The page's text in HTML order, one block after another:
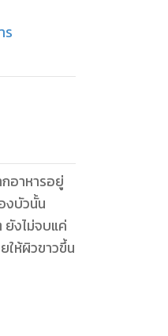
ร
อาหารอยู่
งบัวนั้น
ให้ผิวขาวขึ้น
บัว เม็ดบัว